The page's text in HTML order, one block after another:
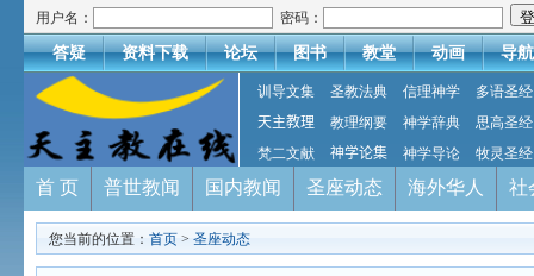
用户名： 密码：
答疑 资料下载 论坛 图书 教堂 动画 导航
训导文集 圣教法典 信理神学
多语圣经
天主教理
教理纲要 神学辞典
思高圣经
梵二文献
神学论集 神学导论 牧灵圣经
首 页 普世教闻 国内教闻 圣座动态 海外华人 社
您当前的位置： 首页 > 圣座动态